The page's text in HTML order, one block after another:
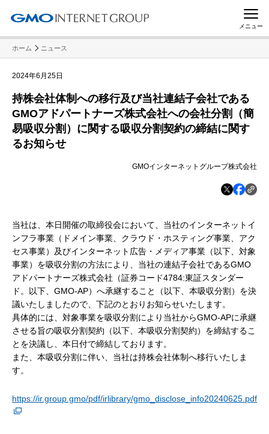
メニュー
ホーム ニュース
2024年6月25日
持株会社体制への移行及び当社連結子会社である
GMOアドパートナーズ株式会社への会社分割（簡
易吸収分割）に関する吸収分割契約の締結に関す
るお知らせ
GMOインターネットグループ株式会社
当社は、本日開催の取締役会において、当社のインターネットイ
ンフラ事業（ドメイン事業、クラウド・ホスティング事業、アク
セス事業）及びインターネット広告・メディア事業（以下、対象
事業）を吸収分割の方法により、当社の連結子会社であるGMO
アドパートナーズ株式会社（証券コード4784:東証スタンダー
ド。以下、GMO-AP）へ承継すること（以下、本吸収分割）を決
議いたしましたので、下記のとおりお知らせいたします。
具体的には、対象事業を吸収分割により当社からGMO-APに承継
させる旨の吸収分割契約（以下、本吸収分割契約）を締結するこ
とを決議し、本日付で締結しております。
また、本吸収分割に伴い、当社は持株会社体制へ移行いたしま
す。
https://ir.group.gmo/pdf/irlibrary/gmo_disclose_info20240625.pdf